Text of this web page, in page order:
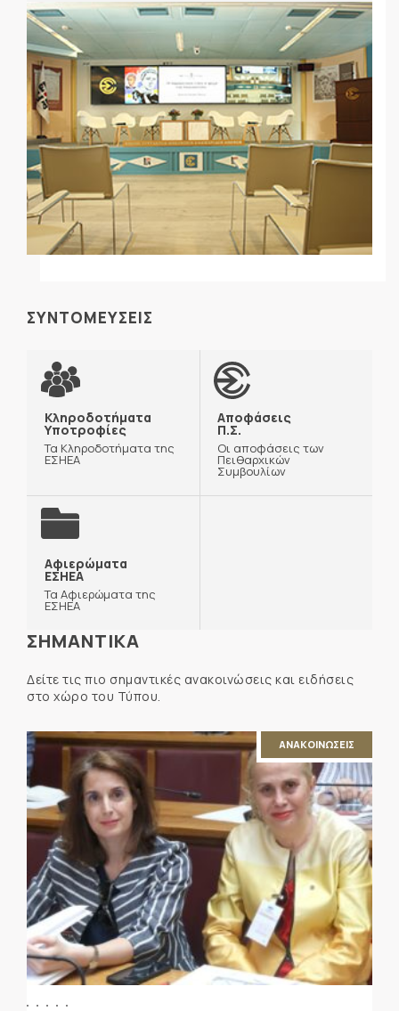
ΣΥΝΤΟΜΕΥΣΕΙΣ
Κληροδοτήματα
Υποτροφίες
Τα Κληροδοτήματα της
ΕΣΗΕΑ
Αποφάσεις
Π.Σ.
Οι αποφάσεις των
Πειθαρχικών
Συμβουλίων
Αφιερώματα
ΕΣΗΕΑ
Τα Αφιερώματα της
ΕΣΗΕΑ
ΣΗΜΑΝΤΙΚΑ
Δείτε τις πιο σημαντικές ανακοινώσεις και ειδήσεις
στο χώρο του Τύπου.
ΑΝΑΚΟΙΝΩΣΕΙΣ